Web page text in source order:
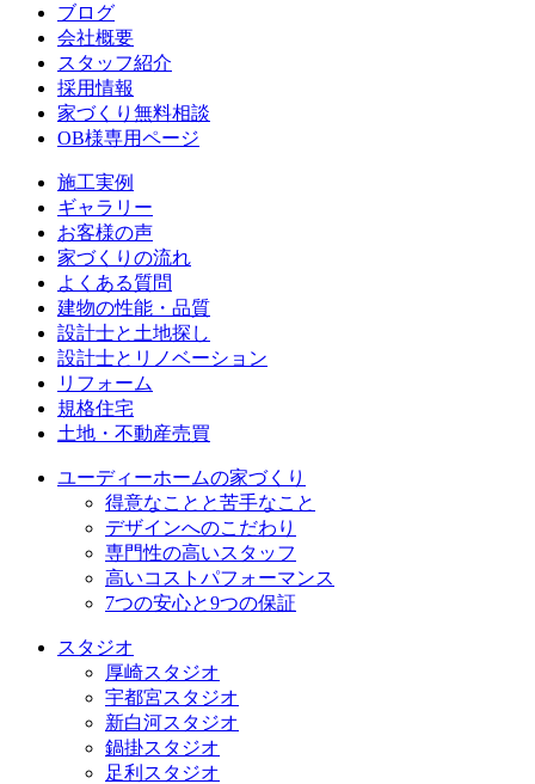
ブログ
会社概要
スタッフ紹介
採用情報
家づくり無料相談
OB様専用ページ
施⼯実例
ギャラリー
お客様の声
家づくりの流れ
よくある質問
建物の性能・品質
設計士と土地探し
設計士とリノベーション
リフォーム
規格住宅
⼟地・不動産売買
ユーディーホームの家づくり
得意なことと苦手なこと
デザインへのこだわり
専⾨性の高いスタッフ
高いコストパフォーマンス
7つの安⼼と9つの保証
スタジオ
厚崎スタジオ
宇都宮スタジオ
新白河スタジオ
鍋掛スタジオ
足利スタジオ